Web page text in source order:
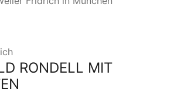
RONDELL MIT B